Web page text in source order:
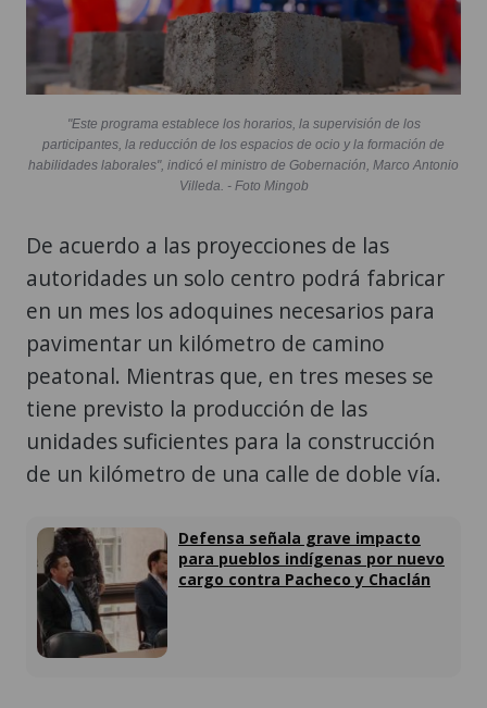
"Este programa establece los horarios, la supervisión de los
participantes, la reducción de los espacios de ocio y la formación de
habilidades laborales", indicó el ministro de Gobernación, Marco Antonio
Villeda. - Foto Mingob
De acuerdo a las proyecciones de las
autoridades un solo centro podrá fabricar
en un mes los adoquines necesarios para
pavimentar un kilómetro de camino
peatonal. Mientras que, en tres meses se
tiene previsto la producción de las
unidades suficientes para la construcción
de un kilómetro de una calle de doble vía.
Defensa señala grave impacto
para pueblos indígenas por nuevo
cargo contra Pacheco y Chaclán